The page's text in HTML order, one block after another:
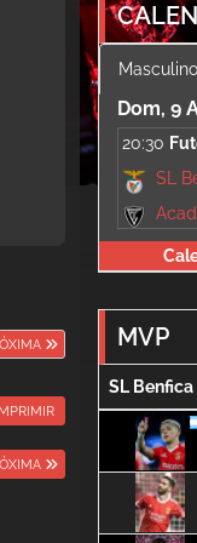
Masculino
Dom, 9
20:30
SL
MVP
SL Benfica